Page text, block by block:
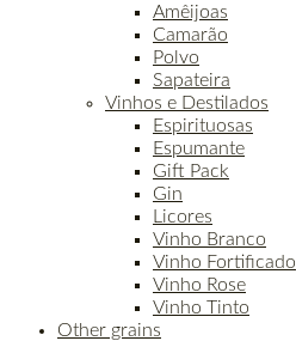
Amêijoas
Camarão
Polvo
Sapateira
Vinhos e Destilados
Espirituosas
Espumante
Gift Pack
Gin
Licores
Vinho Branco
Vinho Fortificado
Vinho Rose
Vinho Tinto
Other grains